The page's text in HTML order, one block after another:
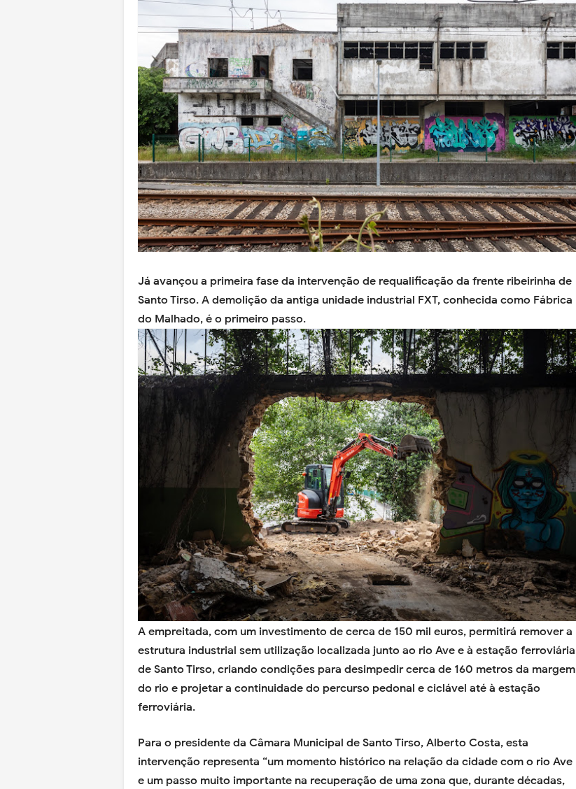
Já avançou a primeira fase da intervenção de requalificação da frente ribeirinha de
Santo Tirso. A demolição da antiga unidade industrial FXT, conhecida como Fábrica
do Malhado, é o primeiro passo.
A empreitada, com um investimento de cerca de 150 mil euros, permitirá remover a
estrutura industrial sem utilização localizada junto ao rio Ave e à estação ferroviária
de Santo Tirso, criando condições para desimpedir cerca de 160 metros da margem
do rio e projetar a continuidade do percurso pedonal e ciclável até à estação
ferroviária.
Para o presidente da Câmara Municipal de Santo Tirso, Alberto Costa, esta
intervenção representa “um momento histórico na relação da cidade com o rio Ave
e um passo muito importante na recuperação de uma zona que, durante décadas,